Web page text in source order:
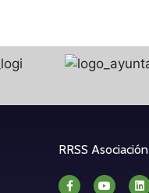
RRSS Asociación